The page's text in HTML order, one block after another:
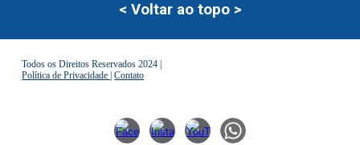
< Voltar ao topo >
Todos os Direitos Reservados 2024 |
Política de Privacidade |Contato